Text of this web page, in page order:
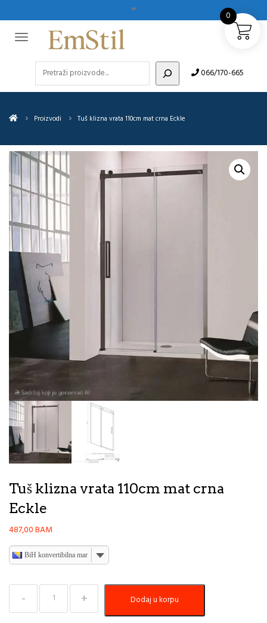
066/170-665
Proizvodi Tuš klizna vrata 110cm mat crna Eckle
Tuš klizna vrata 110cm mat crna
Eckle
487,00BAM
BiH konvertibilna marka
Tuš
klizna
vrata
Dodaj u korpu
0